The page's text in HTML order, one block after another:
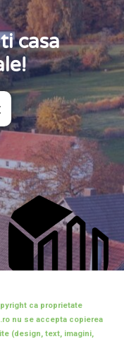
casa
ca proprietate
nu se accepta copierea
(design, text, imagini,